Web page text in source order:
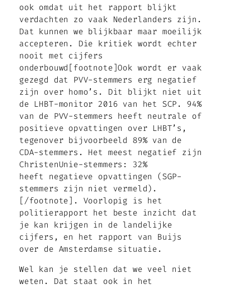
ook omdat uit het rapport blijkt
verdachten zo vaak Nederlanders zijn.
Dat kunnen we blijkbaar maar moeilijk
accepteren. Die kritiek wordt echter
nooit met cijfers
onderbouwd[footnote]Ook wordt er vaak
gezegd dat PVV-stemmers erg negatief
zijn over homo’s. Dit blijkt niet uit
de LHBT-monitor 2016 van het SCP. 94%
van de PVV-stemmers heeft neutrale of
positieve opvattingen over LHBT’s,
tegenover bijvoorbeeld 89% van de
CDA-stemmers. Het meest negatief zijn
ChristenUnie-stemmers: 32%
heeft negatieve opvattingen (SGP-
stemmers zijn niet vermeld).
[/footnote]. Voorlopig is het
politierapport het beste inzicht dat
je kan krijgen in de landelijke
cijfers, en het rapport van Buijs
over de Amsterdamse situatie.
Wel kan je stellen dat we veel niet
weten. Dat staat ook in het